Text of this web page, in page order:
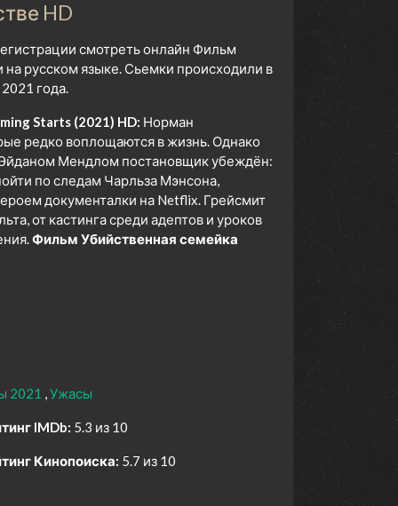
HD
смотреть онлайн Фильм
русском языке. Сьемки происходили в
года.
Starts (2021) HD: Норман
редко воплощаются в жизнь. Однако
Мендлом постановщик убеждён:
по следам Чарльза Мэнсона,
документалки на Netflix. Грейсмит
от кастинга среди адептов и уроков
Фильм Убийственная семейка
2021 Ужасы
IMDb: 5.3 из 10
Кинопоиска: 5.7 из 10